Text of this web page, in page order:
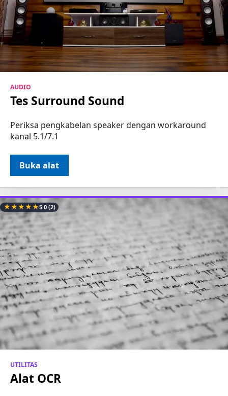
AUDIO
Tes Surround Sound
Periksa pengkabelan speaker dengan workaround
kanal 5.1/7.1
Buka alat
★★★★★5.0(2)
UTILITAS
Alat OCR